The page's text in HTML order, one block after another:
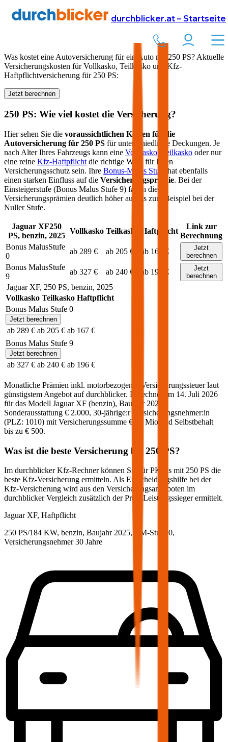
durchblicker.at – Startseite
Versicherung Autoversicherung
PS in Österreich
Was kostet eine Autoversicherung für ein Auto mit 250 PS? Aktuelle
Versicherungskosten für Vollkasko, Teilkasko und Kfz-
Haftpflichtversicherung für250 PS:
Jetzt berechnen
250 PS: Wie viel kostet die Versicherung?
Hier sehen Sie die voraussichtlichen Kosten für die
Autoversicherung für 250 PS für unterschiedliche Deckungen. Je
nach Alter Ihres Fahrzeugs kann eine Vollkasko, Teilkasko oder nur
eine reine Kfz-Haftpflicht die richtige Wahl für Ihren
Versicherungsschutz sein. Ihre Bonus-Malus Stufe
hat ebenfalls
einen starken Einfluss auf die Versicherungsprämie. Bei der
Einsteigerstufe (Bonus Malus Stufe 9) fallen die
Versicherungsprämien deutlich höher aus als zum Beispiel bei der
Nuller Stufe.
Jaguar XF250
PS, benzin, 2025
Vollkasko Teilkasko Haftpflicht
Link zur
Berechnung
Bonus MalusStufe
0
ab 289 € ab 205 € ab 167 €
Jetzt
berechnen
Bonus MalusStufe
9
ab 327 € ab 240 € ab 196 €
Jetzt
berechnen
Jaguar XF, 250 PS, benzin, 2025
Vollkasko Teilkasko Haftpflicht
Bonus Malus Stufe 0
Jetzt berechnen
ab 289 € ab 205 € ab 167 €
Bonus Malus Stufe 9
Jetzt berechnen
ab 327 € ab 240 € ab 196 €
Monatliche Prämien inkl. motorbezogener Versicherungssteuer laut
günstigstem Angebot auf durchblicker. Berechnet am 14. Juli 2026
für das Modell Jaguar XF (benzin), Baujahr 2025
Sonderausstattung € 2.000, 30-jährige:rVersicherungsnehmer:in
(PLZ: 1010) mit Versicherungssumme € 20 Mio und Selbstbehalt
bis zu € 500.
Was ist die beste Versicherung bei 250 PS?
Im durchblicker Kfz-Rechner können Sie für PKWs mit 250 PS die
beste Kfz-Versicherung ermitteln. Als Entscheidungshilfe bei der
Kfz-Versicherung wird aus den Versicherungsangeboten im
durchblicker Vergleich zusätzlich der Preis-Leistungssieger ermittelt.
JaguarXF, Haftpflicht
250 PS/184 KW, benzin, Baujahr 2025, BM-Stufe 0,
Versicherungsnehmer 30 Jahre